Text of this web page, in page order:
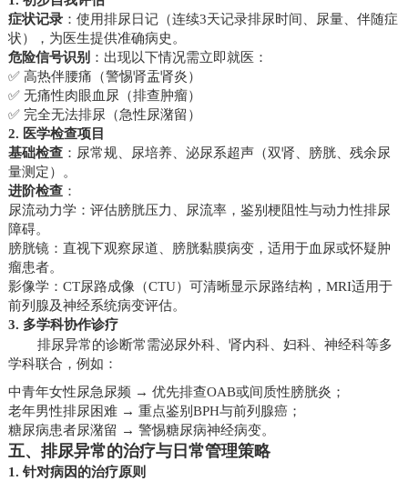
症状记录：使用排尿日记（连续3天记录排尿时间、尿量、伴随症
状），为医生提供准确病史。
危险信号识别 ：出现以下情况需立即就医：
✅ 高热伴腰痛（警惕肾盂肾炎）
✅ 无痛性肉眼血尿（排查肿瘤）
✅ 完全无法排尿（急性尿潴留）
2. 医学检查项目
基础检查：尿常规、尿培养、泌尿系超声（双肾、膀胱、残余尿
量测定）。
进阶检查：
尿流动力学：评估膀胱压力、尿流率，鉴别梗阻性与动力性排尿
障碍。
膀胱镜：直视下观察尿道、膀胱黏膜病变，适用于血尿或怀疑肿
瘤患者。
影像学：CT尿路成像（CTU）可清晰显示尿路结构，MRI适用于
前列腺及神经系统病变评估。
3. 多学科协作诊疗
排尿异常的诊断常需泌尿外科、肾内科、妇科、神经科等多
学科联合，例如：
中青年女性尿急尿频 → 优先排查OAB或间质性膀胱炎；
老年男性排尿困难 → 重点鉴别BPH与前列腺癌；
糖尿病患者尿潴留 → 警惕糖尿病神经病变。
五、排尿异常的治疗与日常管理策略
1. 针对病因的治疗原则